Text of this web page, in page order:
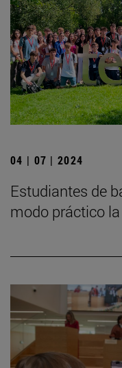
04 | 07 | 2024
Estudiantes de
modo práctico